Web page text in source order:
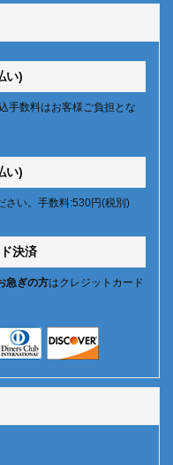
い)
手数料はお客様ご負担とな
い)
さい。手数料:530円(税別)
決済
急ぎの方はクレジットカード